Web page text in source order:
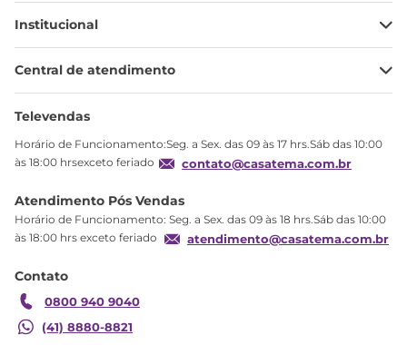
Institucional
Minha Conta
Meus pedidos
Troca
Garantia
Central de atendimento
Ajuda
Televendas
Horário de Funcionamento:Seg. a Sex. das 09 às 17 hrs.Sáb das 10:00
às 18:00 hrsexceto feriado
contato@casatema.com.br
Atendimento Pós Vendas
Horário de Funcionamento: Seg. a Sex. das 09 às 18 hrs.Sáb das 10:00
às 18:00 hrs exceto feriado
atendimento@casatema.com.br
Contato
0800 940 9040
(41) 8880-8821